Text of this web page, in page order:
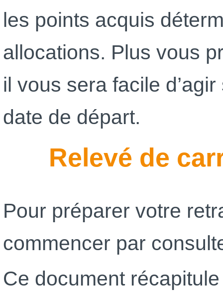
les points acquis
allocations. Plus vous
il vous sera facile
date de départ.
Relevé de
Pour préparer votre
commencer par
Ce document